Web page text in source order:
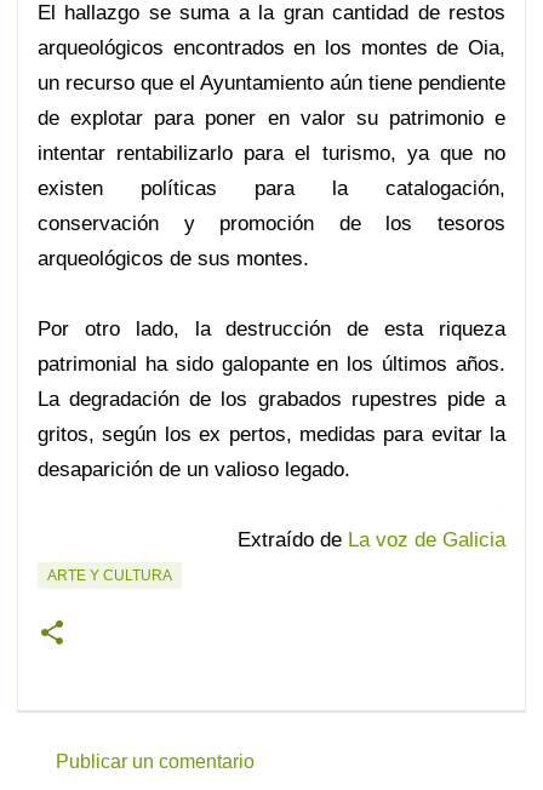
El hallazgo se suma a la gran cantidad de restos
arqueológicos encontrados en los montes de Oia,
un recurso que el Ayuntamiento aún tiene pendiente
de explotar para poner en valor su patrimonio e
intentar rentabilizarlo para el turismo, ya que no
existen políticas para la catalogación,
conservación y promoción de los tesoros
arqueológicos de sus montes.
Por otro lado, la destrucción de esta riqueza
patrimonial ha sido galopante en los últimos años.
La degradación de los grabados rupestres pide a
gritos, según los ex pertos, medidas para evitar la
desaparición de un valioso legado.
.
Extraído de La voz de Galicia
ARTE Y CULTURA
Publicar un comentario